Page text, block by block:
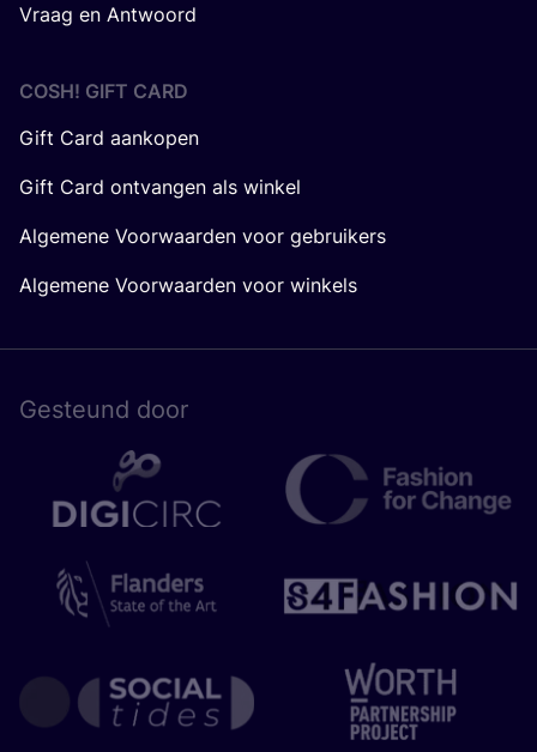
Vraag en Antwoord
COSH! GIFT CARD
Gift Card aankopen
Gift Card ontvangen als winkel
Algemene Voorwaarden voor gebruikers
Algemene Voorwaarden voor winkels
Gesteund door